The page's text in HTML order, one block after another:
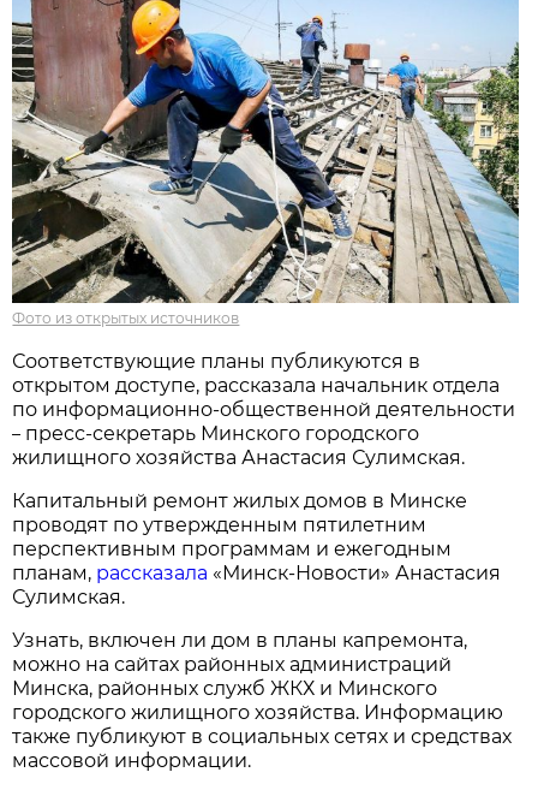
Фото из открытых источников
Соответствующие планы публикуются в
открытом доступе, рассказала начальник отдела
по информационно-общественной деятельности
– пресс-секретарь Минского городского
жилищного хозяйства Анастасия Сулимская.
Капитальный ремонт жилых домов в Минске
проводят по утвержденным пятилетним
перспективным программам и ежегодным
планам, рассказала «Минск-Новости» Анастасия
Сулимская.
Узнать, включен ли дом в планы капремонта,
можно на сайтах районных администраций
Минска, районных служб ЖКХ и Минского
городского жилищного хозяйства. Информацию
также публикуют в социальных сетях и средствах
массовой информации.